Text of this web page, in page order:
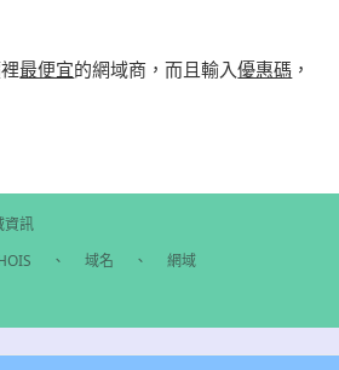
最便宜的網域商，而且輸入優惠碼 ，
最便宜的國際網域 ／ 轉移網域教學
資訊
、 域名 、
網域